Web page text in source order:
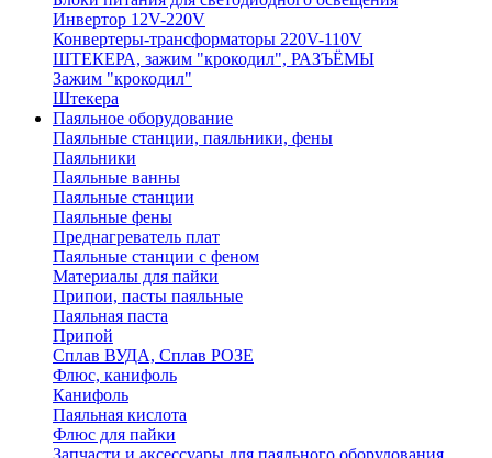
Инвертор 12V-220V
Конвертеры-трансформаторы 220V-110V
ШТЕКЕРА, зажим "крокодил", РАЗЪЁМЫ
Зажим "крокодил"
Штекера
Паяльное оборудование
Паяльные станции, паяльники, фены
Паяльники
Паяльные ванны
Паяльные станции
Паяльные фены
Преднагреватель плат
Паяльные станции с феном
Материалы для пайки
Припои, пасты паяльные
Паяльная паста
Припой
Сплав ВУДА, Сплав РОЗЕ
Флюс, канифоль
Канифоль
Паяльная кислота
Флюс для пайки
Запчасти и аксессуары для паяльного оборудования